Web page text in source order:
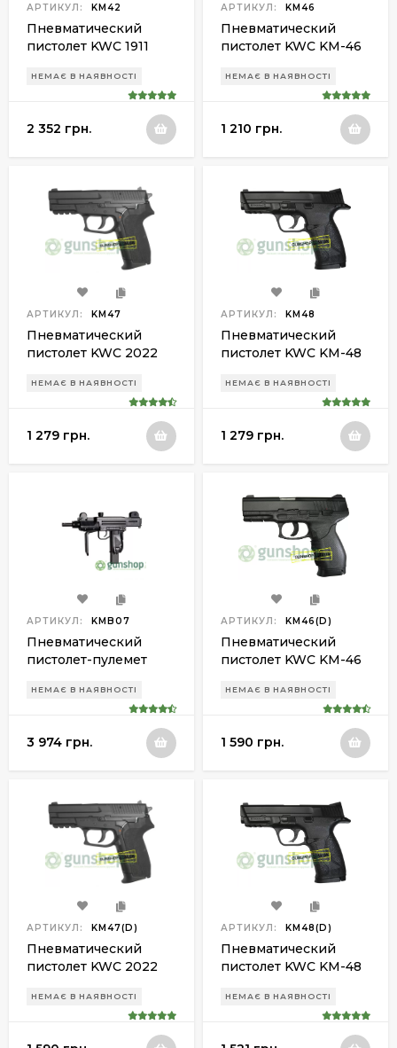
АРТИКУЛ: KM42
Пневматический
пистолет KWC 1911
НЕМАЄ В НАЯВНОСТІ
2 352 грн.
АРТИКУЛ: KM46
Пневматический
пистолет KWC KM-46
НЕМАЄ В НАЯВНОСТІ
1 210 грн.
АРТИКУЛ: KM47
Пневматический
пистолет KWC 2022
НЕМАЄ В НАЯВНОСТІ
1 279 грн.
АРТИКУЛ: KM48
Пневматический
пистолет KWC KM-48
НЕМАЄ В НАЯВНОСТІ
1 279 грн.
АРТИКУЛ: KMB07
Пневматический
пистолет-пулемет
НЕМАЄ В НАЯВНОСТІ
3 974 грн.
АРТИКУЛ: KM46(D)
Пневматический
пистолет KWC KM-46
НЕМАЄ В НАЯВНОСТІ
1 590 грн.
АРТИКУЛ: KM47(D)
Пневматический
пистолет KWC 2022
slide
НЕМАЄ В НАЯВНОСТІ
АРТИКУЛ: KM48(D)
Пневматический
пистолет KWC KM-48
НЕМАЄ В НАЯВНОСТІ